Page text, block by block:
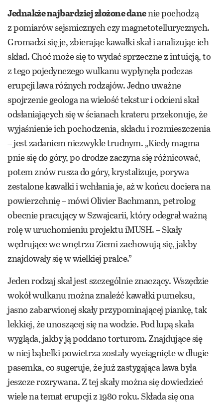
Jednakże najbardziej złożone danenie pochodzą
z pomiarów sejsmicznych czy magnetotellurycznych.
Gromadzi się je, zbierając kawałki skał i analizując ich
skład. Choć może się to wydać sprzeczne z intuicją, to
z tego pojedynczego wulkanu wypłynęła podczas
erupcji lawa różnych rodzajów. Jedno uważne
spojrzenie geologa na wielość tekstur i odcieni skał
odsłaniających się w ścianach krateru przekonuje, że
wyjaśnienie ich pochodzenia, składu i rozmieszczenia
– jest zadaniem niezwykle trudnym. „Kiedy magma
pnie się do góry, po drodze zaczyna się różnicować,
potem znów rusza do góry, krystalizuje, porywa
zestalone kawałki i wchłania je, aż w końcu dociera na
powierzchnię – mówi Olivier Bachmann, petrolog
obecnie pracujący w Szwajcarii, który odegrał ważną
rolę w uruchomieniu projektu iMUSH. – Skały
wędrujące we wnętrzu Ziemi zachowują się, jakby
znajdowały się w wielkiej pralce.”
Jeden rodzaj skał jest szczególnie znaczący. Wszędzie
wokół wulkanu można znaleźć kawałki pumeksu,
jasno zabarwionej skały przypominającej piankę, tak
lekkiej, że unoszącej się na wodzie. Pod lupą skała
wygląda, jakby ją poddano torturom. Znajdujące się
w niej bąbelki powietrza zostały wyciągnięte w długie
pasemka, co sugeruje, że już zastygająca lawa była
jeszcze rozrywana. Z tej skały można się dowiedzieć
wiele na temat erupcji z 1980 roku. Składa się ona